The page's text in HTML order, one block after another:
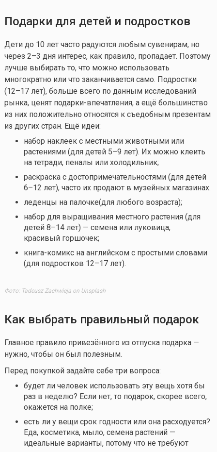
Подарки для детей и подростков
Дети до 10 лет часто радуются любым сувенирам, но
через 2–3 дня интерес, как правило, пропадает. Поэтому
лучше выбирать то, что можно использовать
многократно или что заканчивается само. Подростки
(12–17 лет), больше всего по данным исследований
рынка, ценят подарки-впечатления, а ещё большинство
из них положительно относятся к съедобным презентам
из других стран. Ещё идеи:
набор наклеек с местными животными или
растениями (для детей 5–9 лет). Их можно клеить
на тетради, пеналы или холодильник;
раскраска с достопримечательностями (для детей
6–12 лет), часто их продают в музейных магазинах.
леденцы на палочке(для любого возраста);
набор для выращивания местного растения (для
детей 8–14 лет) — семена или луковица,
красивый горшочек;
книга-комикс на английском с простыми словами
(для подростков 12–17 лет).
Фото: Tadeusz Zachwieja on Unsplash
Как выбрать правильный подарок
Главное правило привезённого из отпуска подарка —
нужно, чтобы он был полезным.
Перед покупкой задайте себе три вопроса:
будет ли человек использовать эту вещь хотя бы
раз в неделю? Если нет, то подарок, скорее всего,
окажется на полке;
есть ли у вещи срок годности или она расходуется?
Еда, косметика, мыло, семена растений —
идеальные варианты, потому что не требуют